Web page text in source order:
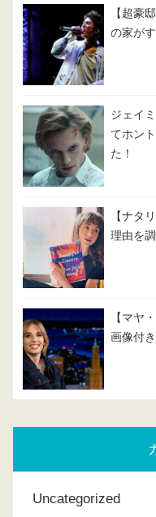
【超豪
の家が
ジェイ
てホン
た！
【ナタ
理由を
【マヤ
画像付
Uncategorized